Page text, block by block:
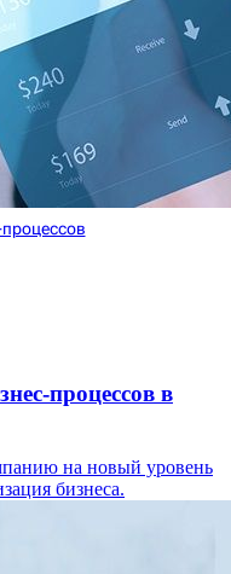
процессов в
на новый уровень
бизнеса.